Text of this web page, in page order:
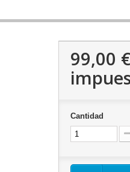
99,00 €
Cantidad